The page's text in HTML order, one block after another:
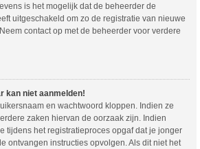
is het mogelijk dat de beheerder de
uitgeschakeld om zo de registratie van nieuwe
contact op met de beheerder voor verdere
kan niet aanmelden!
en wachtwoord kloppen. Indien ze
zaken hiervan de oorzaak zijn. Indien
tijdens het registratieproces opgaf dat je jonger
ontvangen instructies opvolgen. Als dit niet het